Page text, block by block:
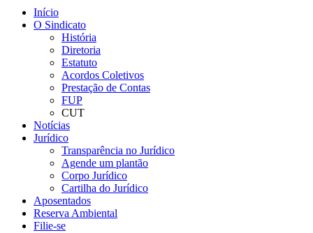
Início
O Sindicato
História
Diretoria
Estatuto
Acordos Coletivos
Prestação de Contas
FUP
CUT
Notícias
Jurídico
Transparência no Jurídico
Agende um plantão
Corpo Jurídico
Cartilha do Jurídico
Aposentados
Reserva Ambiental
Filie-se